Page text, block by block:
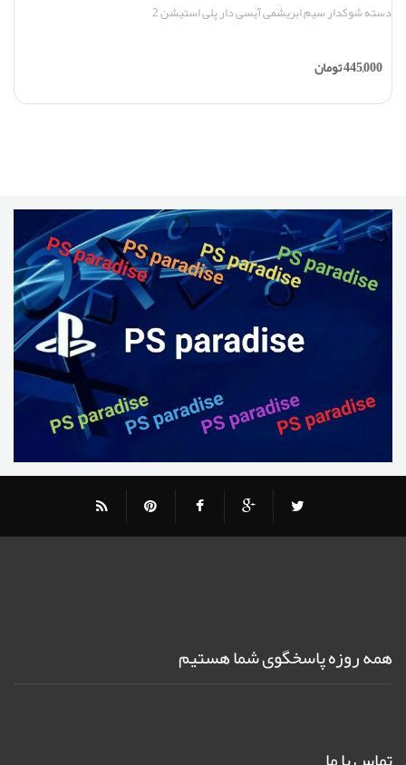
دسته شوکدار سیم ابریشمی آیسی دار پلی استیشن 2
445,000تومان
همه روزه پاسخگوی شما هستیم